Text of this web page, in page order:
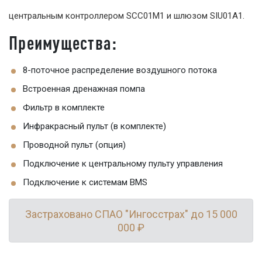
центральным контроллером SCC01M1 и шлюзом SIU01A1.
Преимущества:
8-поточное распределение воздушного потока
Встроенная дренажная помпа
Фильтр в комплекте
Инфракрасный пульт (в комплекте)
Проводной пульт (опция)
Подключение к центральному пульту управления
Подключение к системам BMS
Застраховано СПАО "Ингосстрах" до 15 000
000 ₽